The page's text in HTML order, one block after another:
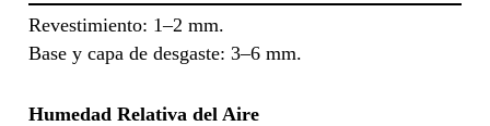
Revestimiento: 1–2 mm.
Base y capa de desgaste: 3–6 mm.
Humedad Relativa del Aire